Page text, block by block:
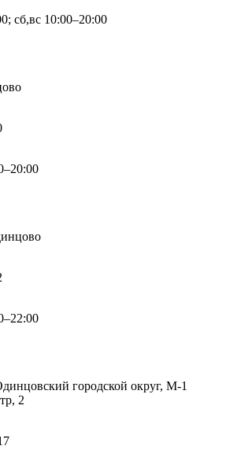
сб,вс 10:00–20:00
городской округ, М-1
2